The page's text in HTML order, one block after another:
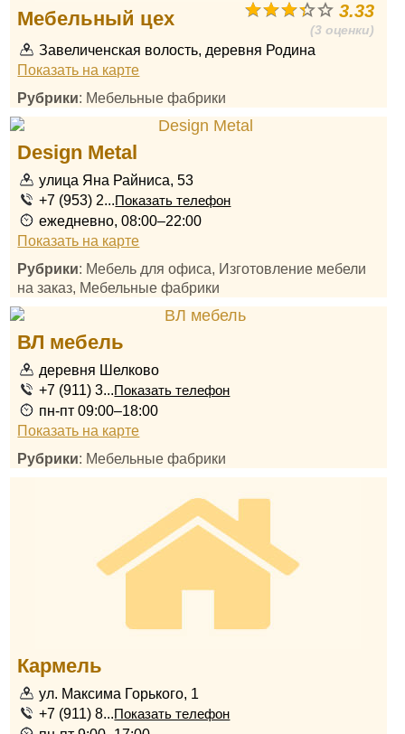
3.33
(3 оценки)
Мебельный цех
Завеличенская волость, деревня Родина
Показать на карте
Рубрики: Мебельные фабрики
Design Metal
улица Яна Райниса, 53
+7 (953) 2...Показать телефон
ежедневно, 08:00–22:00
Показать на карте
Рубрики: Мебель для офиса, Изготовление мебели
на заказ, Мебельные фабрики
ВЛ мебель
деревня Шелково
+7 (911) 3...Показать телефон
пн-пт 09:00–18:00
Показать на карте
Рубрики: Мебельные фабрики
Кармель
ул. Максима Горького, 1
+7 (911) 8...Показать телефон